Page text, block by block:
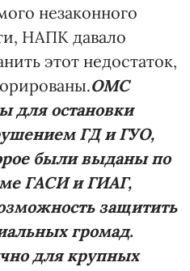
незаконного
НАПК давало
этот недостаток,
ОМС
для остановки
ГД и ГУО,
были выданы по
ГАСИ и ГИАГ,
защитить
громад.
для крупных